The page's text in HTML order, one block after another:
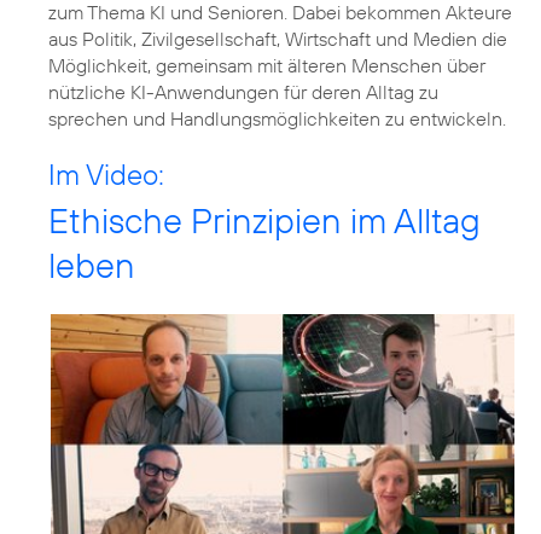
zum Thema KI und Senioren. Dabei bekommen Akteure
aus Politik, Zivilgesellschaft, Wirtschaft und Medien die
Möglichkeit, gemeinsam mit älteren Menschen über
nützliche KI-Anwendungen für deren Alltag zu
sprechen und Handlungsmöglichkeiten zu entwickeln.
Im Video:
Ethische Prinzipien im Alltag
leben